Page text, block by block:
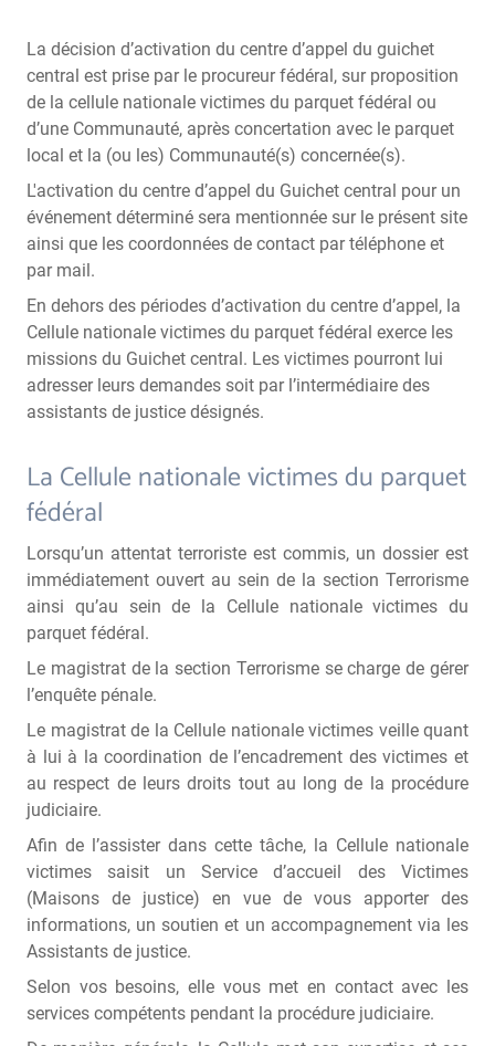
La décision d’activation du centre d’appel du guichet
central est prise par le procureur fédéral, sur proposition
de la cellule nationale victimes du parquet fédéral ou
d’une Communauté, après concertation avec le parquet
local et la (ou les) Communauté(s) concernée(s).
L'activation du centre d’appel du Guichet central pour un
événement déterminé sera mentionnée sur le présent site
ainsi que les coordonnées de contact par téléphone et
par mail.
En dehors des périodes d’activation du centre d’appel, la
Cellule nationale victimes du parquet fédéral exerce les
missions du Guichet central. Les victimes pourront lui
adresser leurs demandes soit par l’intermédiaire des
assistants de justice désignés.
La Cellule nationale victimes du parquet
fédéral
Lorsqu’un attentat terroriste est commis, un dossier est
immédiatement ouvert au sein de la section Terrorisme
ainsi qu’au sein de la Cellule nationale victimes du
parquet fédéral.
Le magistrat de la section Terrorisme se charge de gérer
l’enquête pénale.
Le magistrat de la Cellule nationale victimes veille quant
à lui à la coordination de l’encadrement des victimes et
au respect de leurs droits tout au long de la procédure
judiciaire.
Afin de l’assister dans cette tâche, la Cellule nationale
victimes saisit un Service d’accueil des Victimes
(Maisons de justice) en vue de vous apporter des
informations, un soutien et un accompagnement via les
Assistants de justice.
Selon vos besoins, elle vous met en contact avec les
services compétents pendant la procédure judiciaire.